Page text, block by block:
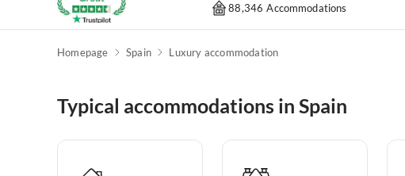
88,346 Accommodations
Homepage Spain Luxury accommodation
Typical accommodations in Spain